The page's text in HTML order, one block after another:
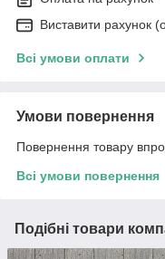
Виставити рахунок
Всі умови оплати
Умови повернення
Повернення товару
Всі умови повернення
Подібні товари